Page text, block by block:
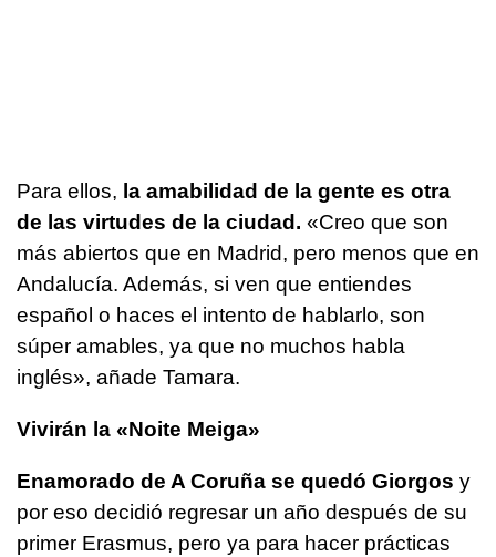
Para ellos, la amabilidad de la gente es otra
de las virtudes de la ciudad. «Creo que son
más abiertos que en Madrid, pero menos que en
Andalucía. Además, si ven que entiendes
español o haces el intento de hablarlo, son
súper amables, ya que no muchos habla
inglés», añade Tamara.
Vivirán la «Noite Meiga»
Enamorado de A Coruña se quedó Giorgos y
por eso decidió regresar un año después de su
primer Erasmus, pero ya para hacer prácticas